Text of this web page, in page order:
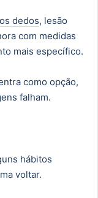
dedos, lesão
com medidas
mais específico.
como opção,
falham.
hábitos
voltar.